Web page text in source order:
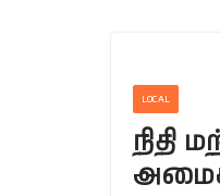
LOCAL
நிதி